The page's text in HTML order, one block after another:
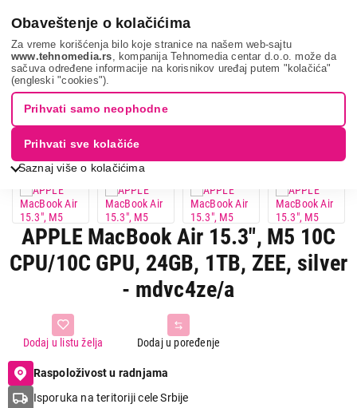
Obaveštenje o kolačićima
Za vreme korišćenja bilo koje stranice na našem web-sajtu
www.tehnomedia.rs , kompanija Tehnomedia centar d.o.o. može da
sačuva određene informacije na korisnikov uređaj putem "kolačića"
(engleski "cookies").
Saznaj više o kolačićima
Prihvati samo neophodne
Prihvati sve kolačiće
Apple macbook a...
APPLE MacBook Air 15.3", M5 10C
CPU/10C GPU, 24GB, 1TB, ZEE, silver
- mdvc4ze/a
Dodaj u poređenje
Dodaj u listu želja
Raspoloživost u radnjama
Isporuka na teritoriji cele Srbije